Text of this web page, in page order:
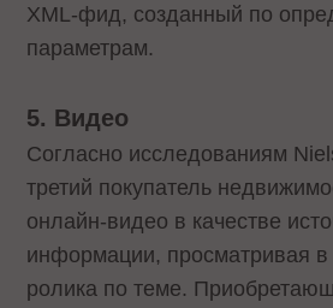
XML-фид, созданный по
параметрам.
5. Видео
Согласно исследованиям
третий покупатель
онлайн-видео в качестве
информации, просматривая
ролика по теме.